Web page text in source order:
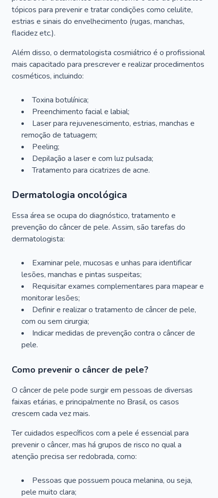
tópicos para prevenir e tratar condições como celulite,
estrias e sinais do envelhecimento (rugas, manchas,
flacidez etc.).
Além disso, o dermatologista cosmiátrico é o profissional
mais capacitado para prescrever e realizar procedimentos
cosméticos, incluindo:
Toxina botulínica;
Preenchimento facial e labial;
Laser para rejuvenescimento, estrias, manchas e
remoção de tatuagem;
Peeling;
Depilação a laser e com luz pulsada;
Tratamento para cicatrizes de acne.
Dermatologia oncológica
Essa área se ocupa do diagnóstico, tratamento e
prevenção do câncer de pele. Assim, são tarefas do
dermatologista:
Examinar pele, mucosas e unhas para identificar
lesões, manchas e pintas suspeitas;
Requisitar exames complementares para mapear e
monitorar lesões;
Definir e realizar o tratamento de câncer de pele,
com ou sem cirurgia;
Indicar medidas de prevenção contra o câncer de
pele.
Como prevenir o câncer de pele?
O câncer de pele pode surgir em pessoas de diversas
faixas etárias, e principalmente no Brasil, os casos
crescem cada vez mais.
Ter cuidados específicos com a pele é essencial para
prevenir o câncer, mas há grupos de risco no qual a
atenção precisa ser redobrada, como:
Pessoas que possuem pouca melanina, ou seja,
pele muito clara;